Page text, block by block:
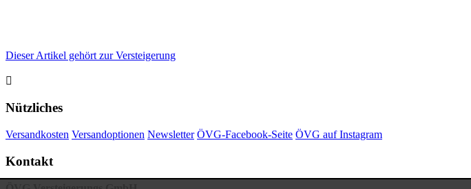
Dieser Artikel gehört zur Versteigerung

Nützliches
Versandkosten Versandoptionen Newsletter ÖVG-Facebook-Seite ÖVG auf Instagram
Kontakt